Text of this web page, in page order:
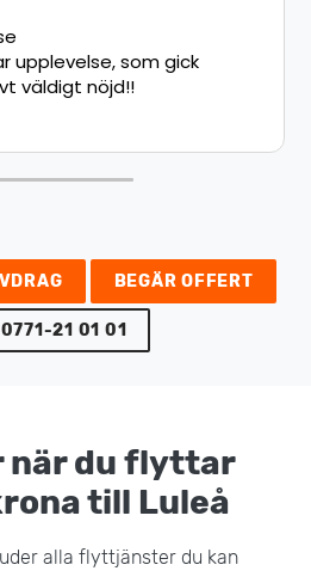
upplevelse, som gick
väldigt nöjd!!
BEGÄR OFFERT
21 01 01
du flyttar
till Luleå
alla flyttjänster du kan